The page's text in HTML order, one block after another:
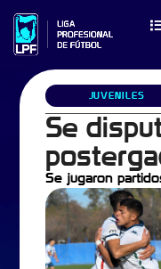
JUVENILES
Se
Se jugaron